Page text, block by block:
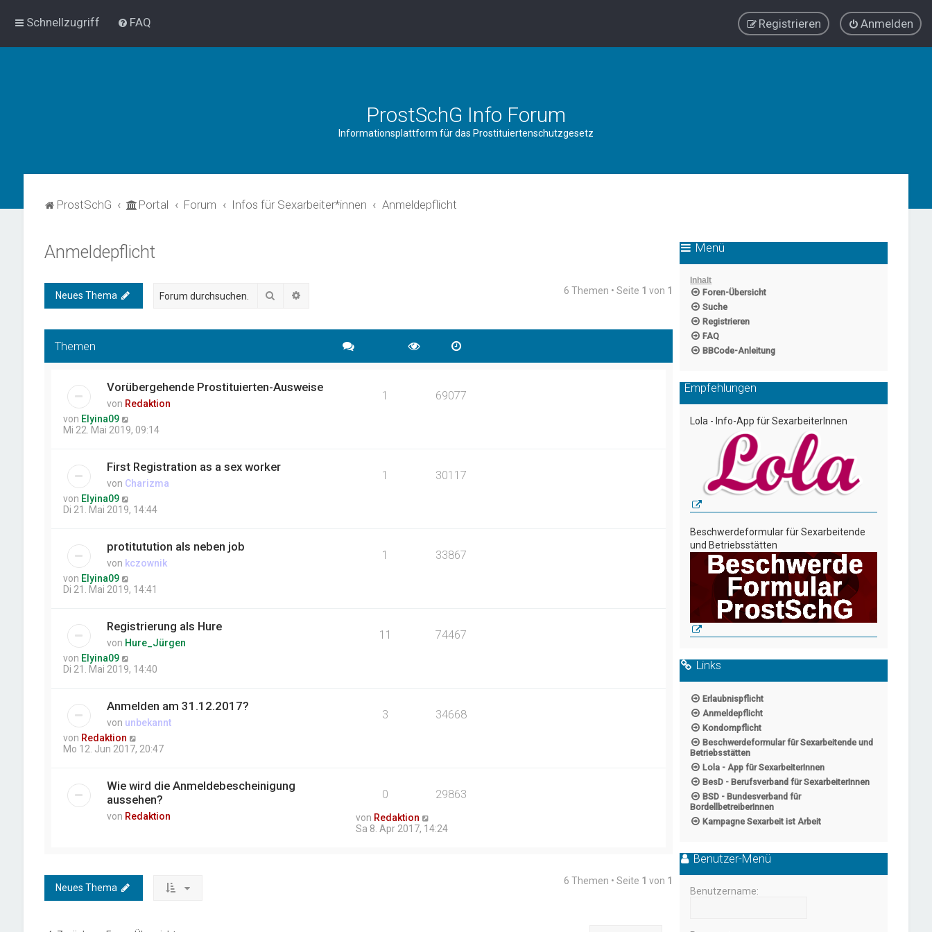
Schnellzugriff FAQ Anmelden
Registrieren
ProstSchG Info Forum
Informationsplattform für das Prostituiertenschutzgesetz
ProstSchG Portal Forum Infos für Sexarbeiter*innen Anmeldepflicht
Anmeldepflicht
Neues Thema Suche 6 Themen • Seite 1 von 1
Themen
Vorübergehende Prostituierten-Ausweise
von Redaktion
1 69077
von Elyina09
Mi 22. Mai 2019, 09:14
First Registration as a sex worker
von Charizma
1 30117
von Elyina09
Di 21. Mai 2019, 14:44
protitutution als neben job
von kczownik
1 33867
von Elyina09
Di 21. Mai 2019, 14:41
Registrierung als Hure
von Hure_Jürgen
11 74467
von Elyina09
Di 21. Mai 2019, 14:40
Anmelden am 31.12.2017?
von unbekannt
3 34668
von Redaktion
Mo 12. Jun 2017, 20:47
Wie wird die Anmeldebescheinigung
aussehen?
von Redaktion
0 29863
von Redaktion
Sa 8. Apr 2017, 14:24
Neues Thema
6 Themen • Seite 1 von 1
Menü
Inhalt
Foren-Übersicht
Suche
Registrieren
FAQ
BBCode-Anleitung
Empfehlungen
Lola - Info-App für SexarbeiterInnen
Beschwerdeformular für Sexarbeitende
und Betriebsstätten
Links
Erlaubnispflicht
Anmeldepflicht
Kondompflicht
Beschwerdeformular für Sexarbeitende und
Betriebsstätten
Lola - App für SexarbeiterInnen
BesD - Berufsverband für SexarbeiterInnen
BSD - Bundesverband für
BordellbetreiberInnen
Kampagne Sexarbeit ist Arbeit
Benutzer-Menü
Benutzername: